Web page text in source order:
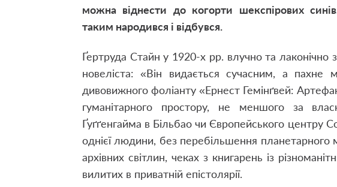
можна віднести до когорти шекспірових
таким народився і відбувся.
Ґертруда Стайн у 1920-х рр. влучно та
новеліста: «Він видається сучасним, а пахне
дивовижного фоліанту «Ернест Гемінґвей:
гуманітарного простору, не меншого за
Ґуґґенгайма в Більбао чи Європейського центру
однієї людини, без перебільшення планетарного
архівних світлин, чеках з книгарень із
вилитих в приватній епістолярії.